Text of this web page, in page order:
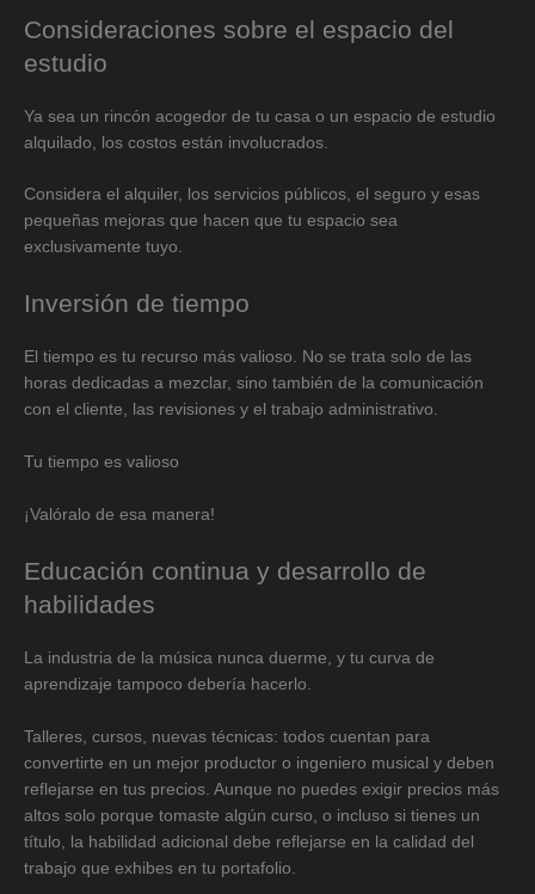
Consideraciones sobre el espacio del
estudio
Ya sea un rincón acogedor de tu casa o un espacio de estudio
alquilado, los costos están involucrados.
Considera el alquiler, los servicios públicos, el seguro y esas
pequeñas mejoras que hacen que tu espacio sea
exclusivamente tuyo.
Inversión de tiempo
El tiempo es tu recurso más valioso. No se trata solo de las
horas dedicadas a mezclar, sino también de la comunicación
con el cliente, las revisiones y el trabajo administrativo.
Tu tiempo es valioso
¡Valóralo de esa manera!
Educación continua y desarrollo de
habilidades
La industria de la música nunca duerme, y tu curva de
aprendizaje tampoco debería hacerlo.
Talleres, cursos, nuevas técnicas: todos cuentan para
convertirte en un mejor productor o ingeniero musical y deben
reflejarse en tus precios. Aunque no puedes exigir precios más
altos solo porque tomaste algún curso, o incluso si tienes un
título, la habilidad adicional debe reflejarse en la calidad del
trabajo que exhibes en tu portafolio.